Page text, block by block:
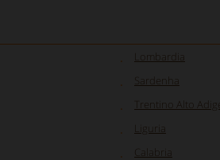
Lombardia
Sardenha
Trentino Alto Adige
Liguria
Calabria